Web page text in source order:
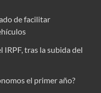
de facilitar
IRPF, tras la subida del
el primer año?